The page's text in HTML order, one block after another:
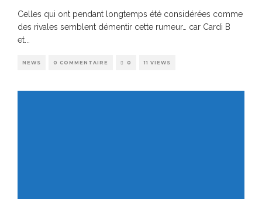
Celles qui ont pendant longtemps été considérées comme
des rivales semblent démentir cette rumeur… car Cardi B
et...
NEWS 0 COMMENTAIRE 0 11 VIEWS